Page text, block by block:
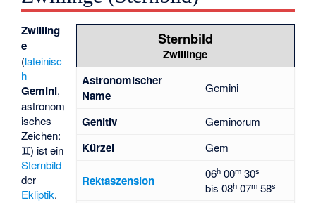
Sternbild
Zwillinge
Astronomischer
Name
Gemini
Genitiv Geminorum
Kürzel Gem
Rektaszension 06h 00m 30s
bis08h 07m 58s
Zwilling
e
(lateinisc
h
Gemini,
astronom
isches
Zeichen:
♊) ist ein
Sternbild
der
Ekliptik.